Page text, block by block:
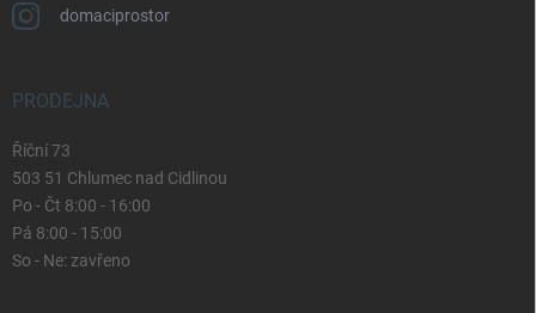
domaciprostor
PRODEJNA
Říční 73
503 51 Chlumec nad Cidlinou
Po - Čt 8:00 - 16:00
Pá 8:00 - 15:00
So - Ne: zavřeno